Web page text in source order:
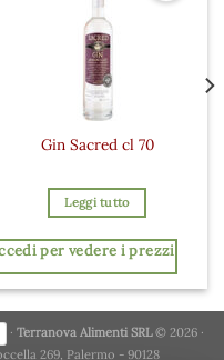
Gin Sacred cl 70
Leggi tutto
per vedere i prezzi
· Terranova Alimenti SRL© 2026 ·
269, Palermo - 90128